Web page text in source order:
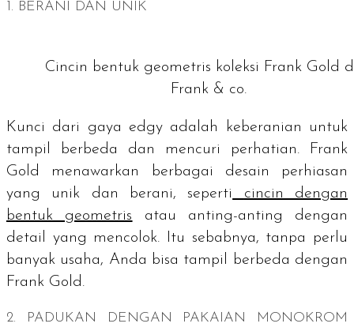
1. BERANI DAN UNIK
Cincin bentuk geometris koleksi Frank Gold
Frank & co.
Kunci dari gaya edgy adalah keberanian untuk
tampil berbeda dan mencuri perhatian. Frank
Gold menawarkan berbagai desain perhiasan
yang unik dan berani, seperti
cincin dengan
bentuk geometris atau anting-anting dengan
detail yang mencolok. Itu sebabnya, tanpa perlu
banyak usaha, Anda bisa tampil berbeda dengan
Frank Gold.
2. PADUKAN DENGAN PAKAIAN MONOKROM